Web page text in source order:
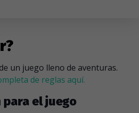
un juego lleno de aventuras.
de reglas aquí.
para el juego